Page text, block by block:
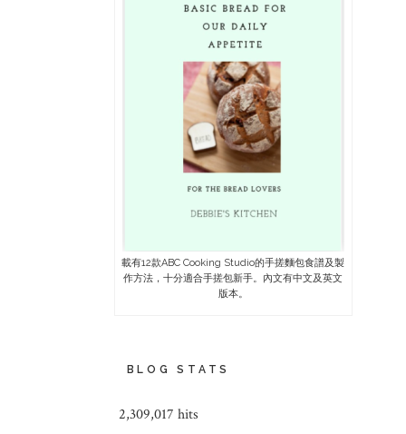
載有12款ABC Cooking Studio的手搓麵包食譜及製
作方法，十分適合手搓包新手。內文有中文及英文
版本。
BLOG STATS
2,309,017 hits